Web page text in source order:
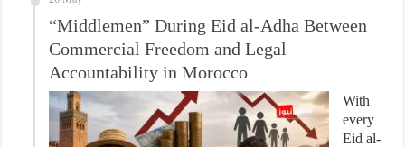
“Middlemen” During Eid al-Adha Between
Commercial Freedom and Legal
Accountability in Morocco
With
every
Eid al-